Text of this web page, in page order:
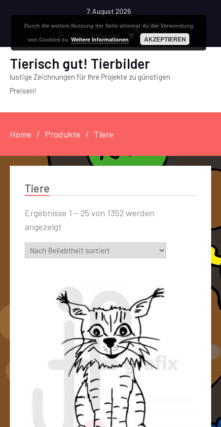
7. August 2026
Login / Anmelden
0
Tierisch gut! Tierbilder
lustige Zeichnungen für Ihre Projekte zu günstigen
Preisen!
Home Produkte Tiere
Tiere
Ergebnisse 1 – 25 von 1352 werden
angezeigt
Durch die weitere Nutzung der Seite stimmst du der Verwendung
von Cookies zu.Weitere Informationen AKZEPTIEREN